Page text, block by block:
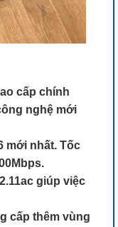
cấp chính
nghệ mới
mới nhất. Tốc
giúp việc
cấp thêm vùng